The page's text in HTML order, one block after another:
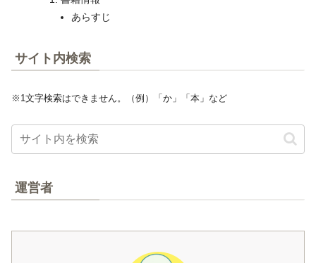
あらすじ
サイト内検索
※1文字検索はできません。（例）「か」「本」など
運営者